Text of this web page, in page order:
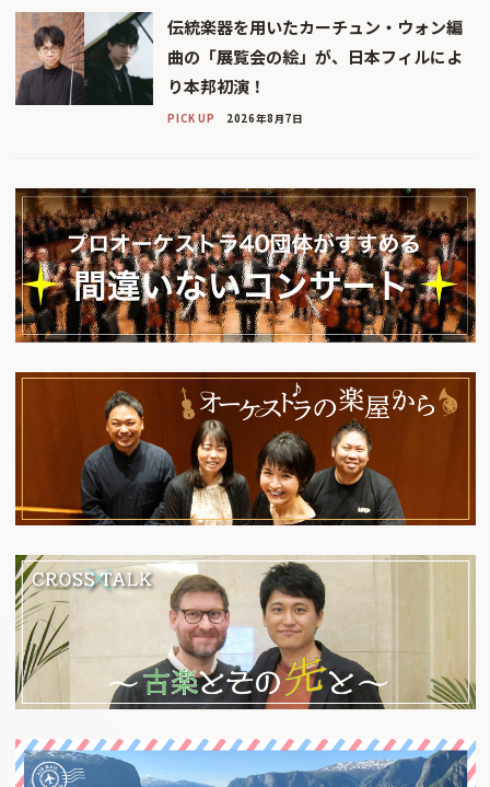
伝統楽器を用いたカーチュン・ウォン編
曲の「展覧会の絵」が、日本フィルによ
り本邦初演！
PICK UP 2026年8月7日